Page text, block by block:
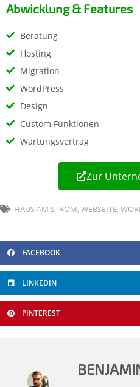
Abwicklung & Features
Beratung
Hosting
Migration
WordPress
Design
Custom Funktionen
Wartungsvertrag
Zur
HAUS AM STROM, WEBSEITE,
FACEBOOK
LINKEDIN
PINTEREST